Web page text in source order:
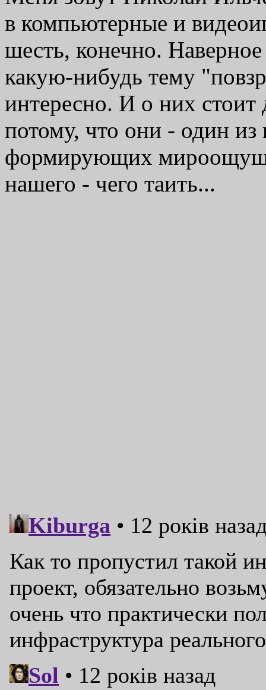
в компьютерные и
шесть, конечно.
какую-нибудь тему
интересно. И о них стоит
потому, что они - один
формирующих
нашего - чего таить...